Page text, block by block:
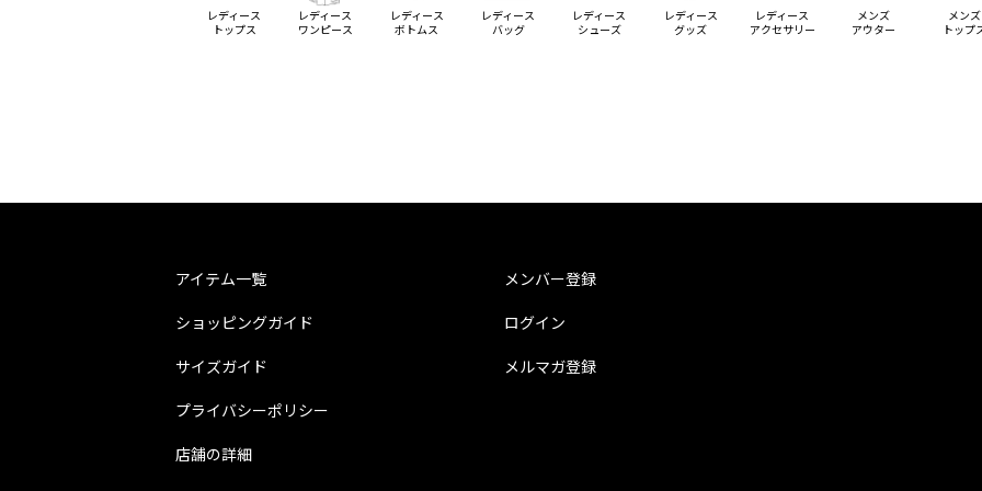
レディース
トップス
レディース
ワンピース
レディース
ボトムス
レディース
バッグ
レディース
シューズ
レディース
グッズ
レディース
アクセサリー
メンズ
アウター
メンズ
トップ
アイテム一覧
ショッピングガイド
サイズガイド
プライバシーポリシー
店舗の詳細
メンバー登録
ログイン
メルマガ登録